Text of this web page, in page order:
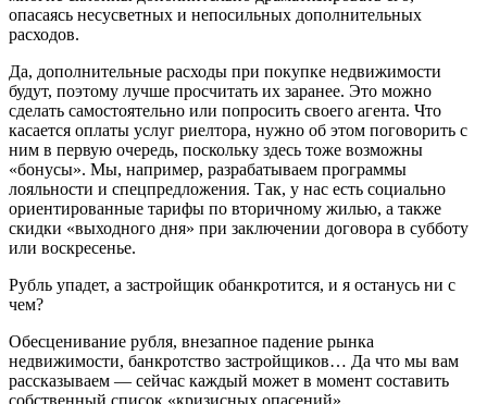
опасаясь несусветных и непосильных дополнительных
расходов.
Да, дополнительные расходы при покупке недвижимости
будут, поэтому лучше просчитать их заранее. Это можно
сделать самостоятельно или попросить своего агента. Что
касается оплаты услуг риелтора, нужно об этом поговорить с
ним в первую очередь, поскольку здесь тоже возможны
«бонусы». Мы, например, разрабатываем программы
лояльности и спецпредложения. Так, у нас есть социально
ориентированные тарифы по вторичному жилью, а также
скидки «выходного дня» при заключении договора в субботу
или воскресенье.
Рубль упадет, а застройщик обанкротится, и я останусь ни с
чем?
Обесценивание рубля, внезапное падение рынка
недвижимости, банкротство застройщиков… Да что мы вам
рассказываем — сейчас каждый может в момент составить